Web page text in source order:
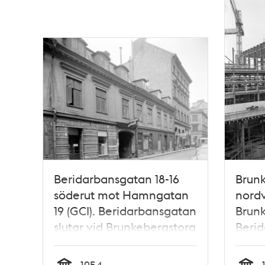
Beridarbansgatan 18-16
söderut mot Hamngatan
19 (GCI). Beridarbansgatan
slutar vid Brunkebergstorg
där man ser hörnet på
Telestyrelsens byggnad.